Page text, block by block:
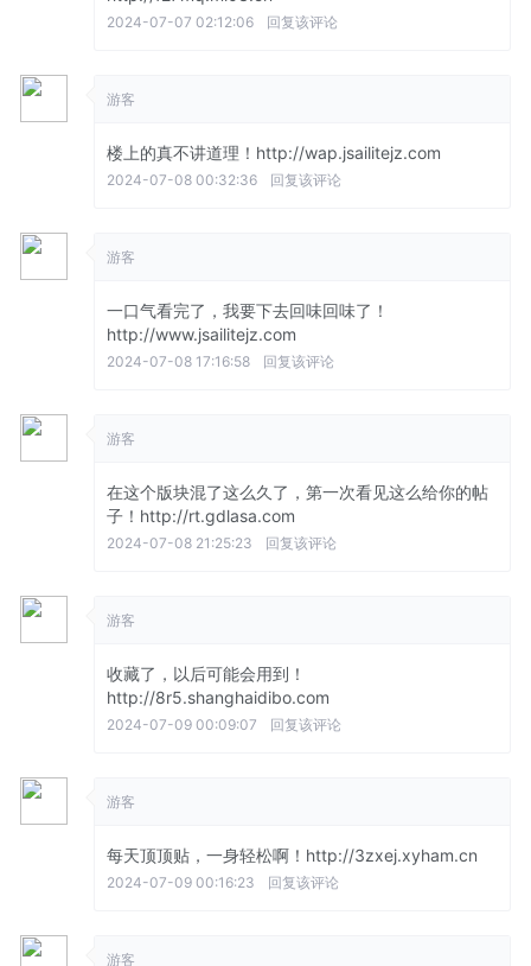
2024-07-07 02:12:06 回复该评论
游客
楼上的真不讲道理！http://wap.jsailitejz.com
2024-07-08 00:32:36 回复该评论
游客
一口气看完了，我要下去回味回味了！
http://www.jsailitejz.com
2024-07-08 17:16:58 回复该评论
游客
在这个版块混了这么久了，第一次看见这么给你的帖
子！http://rt.gdlasa.com
2024-07-08 21:25:23 回复该评论
游客
收藏了，以后可能会用到！
http://8r5.shanghaidibo.com
2024-07-09 00:09:07 回复该评论
游客
每天顶顶贴，一身轻松啊！http://3zxej.xyham.cn
2024-07-09 00:16:23 回复该评论
游客